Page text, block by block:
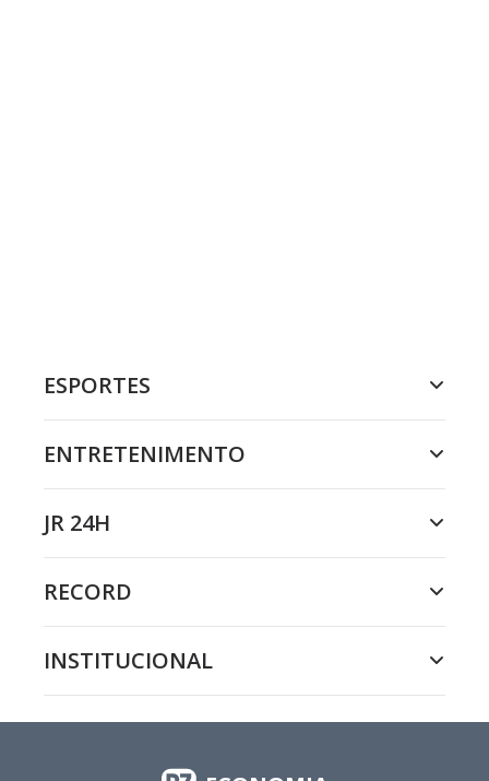
ESPORTES
ENTRETENIMENTO
JR 24H
RECORD
INSTITUCIONAL